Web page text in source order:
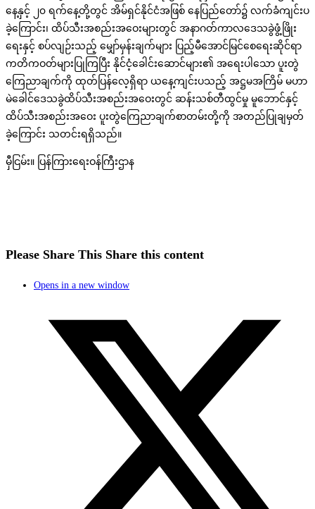
နေ့နှင့် ၂၀ ရက်နေ့တို့တွင် အိမ်ရှင်နိုင်ငံအဖြစ် နေပြည်တော်၌ လက်ခံကျင်းပ
ခဲ့ကြောင်း၊ ထိပ်သီးအစည်းအဝေးများတွင် အနာဂတ်ကာလဒေသခွဲဖွံ့ဖြိုး
ရေးနှင့် စပ်လျဉ်းသည့် မျှော်မှန်းချက်များ ပြည့်မီအောင်မြင်စေရေးဆိုင်ရာ
ကတိကဝတ်များပြုကြပြီး နိုင်ငံ့ခေါင်းဆောင်များ၏ အရေးပါသော ပူးတွဲ
ကြေညာချက်ကို ထုတ်ပြန်လေ့ရှိရာ ယနေ့ကျင်းပသည့် အဋ္ဌမအကြိမ် မဟာ
မဲခေါင်ဒေသခွဲထိပ်သီးအစည်းအဝေးတွင် ဆန်းသစ်တီထွင်မှု မူဘောင်နှင့်
ထိပ်သီးအစည်းအဝေး ပူးတွဲကြေညာချက်စာတမ်းတို့ကို အတည်ပြုချမှတ်
ခဲ့ကြောင်း သတင်းရရှိသည်။
မှီငြမ်း။ ပြန်ကြားရေးဝန်ကြီးဌာန
Please Share This Share this content
Opens in a new window